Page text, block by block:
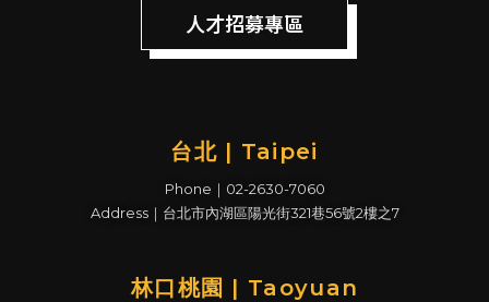
人才招募專區
台北 | Taipei
Phone｜02-2630-7060
Address｜台北市內湖區陽光街321巷56號2樓之7
林口桃園 | Taoyuan